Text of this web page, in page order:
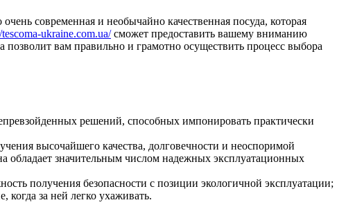
современная и необычайно качественная посуда, которая
ukraine.com.ua/сможет предоставить вашему вниманию
вам правильно и грамотно осуществить процесс выбора
решений, способных импонировать практически
высочайшего качества, долговечности и неоспоримой
обладает значительным числом надежных эксплуатационных
получения безопасности с позиции экологичной эксплуатации;
когда за ней легко ухаживать.